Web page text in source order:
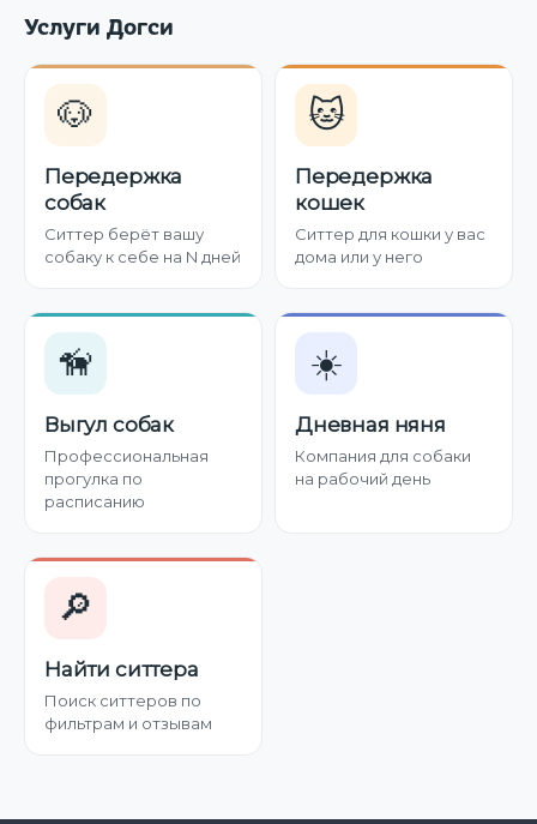
Услуги Догси
🐶
Передержка
собак
Ситтер берёт вашу
собаку к себе на N дней
🐱
Передержка
кошек
Ситтер для кошки у вас
дома или у него
🦮
Выгул собак
Профессиональная
прогулка по
расписанию
☀️
Дневная няня
Компания для собаки
на рабочий день
🔎
Найти ситтера
Поиск ситтеров по
фильтрам и отзывам